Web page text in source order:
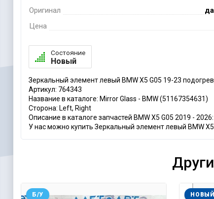
Оригинал
да
Цена
Состояние
Новый
Зеркальный элемент левый BMW X5 G05 19-23
Артикул: 764343
Название в каталоге: Mirror Glass - BMW (51167354631)
Сторона: Left, Right
Описание в каталоге запчастей BMW X5 G05 2019 -
У нас можно купить Зеркальный элемент левый BMW
Б/У